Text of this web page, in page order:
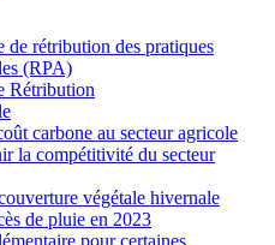
rétribution des pratiques
(RPA)
Rétribution
carbone au secteur agricole
la compétitivité du secteur
végétale hivernale
de pluie en 2023
pour certaines